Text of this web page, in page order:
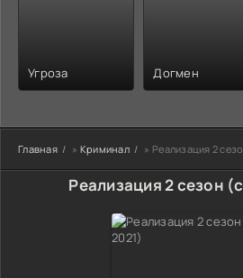
Угроза Догмен
Главная » Криминал » Реализация 2
Реализация 2 сезон